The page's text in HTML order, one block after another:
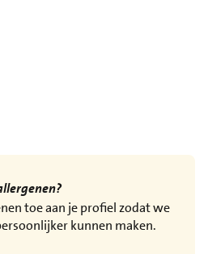
toe aan je profiel zodat we
kunnen maken.